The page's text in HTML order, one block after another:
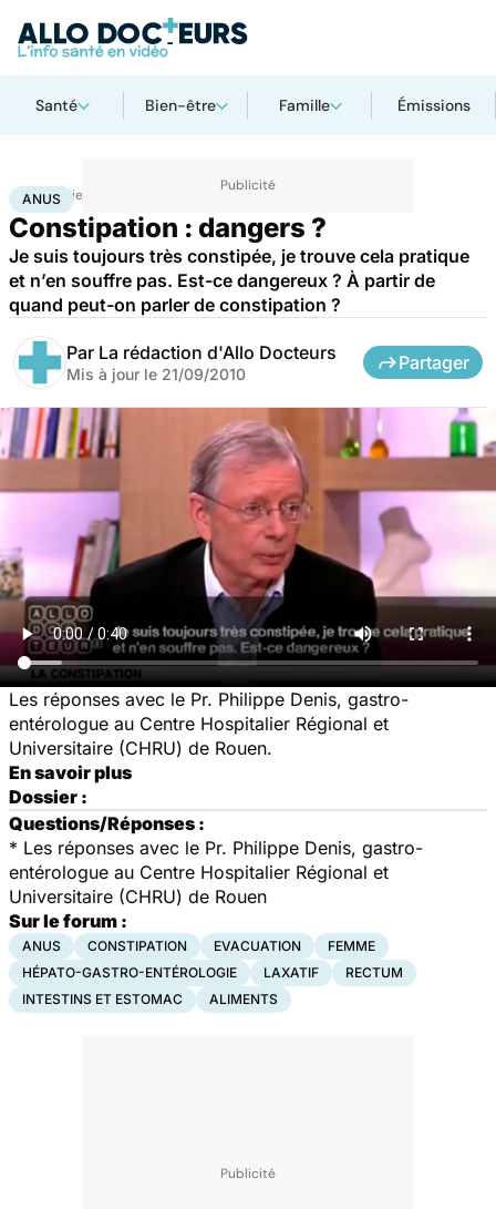
Santé Bien-être Famille Émissions
Accueil Bien-être
ANUS
Constipation : dangers ?
Je suis toujours très constipée, je trouve cela pratique
et n’en souffre pas. Est-ce dangereux ? À partir de
quand peut-on parler de constipation ?
Par La rédaction d'Allo Docteurs
Mis à jour le 21/09/2010
Partager
Les réponses avec le Pr. Philippe Denis, gastro-
entérologue au Centre Hospitalier Régional et
Universitaire (CHRU) de Rouen.
En savoir plus
Dossier :
Questions/Réponses :
* Les réponses avec le Pr. Philippe Denis, gastro-
entérologue au Centre Hospitalier Régional et
Universitaire (CHRU) de Rouen
Sur le forum :
ANUS CONSTIPATION EVACUATION
FEMME
HÉPATO-GASTRO-ENTÉROLOGIE
LAXATIF
RECTUM
INTESTINS ET ESTOMAC
ALIMENTS